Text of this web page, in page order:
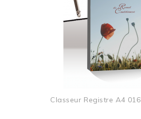
Classeur Registre A4 016